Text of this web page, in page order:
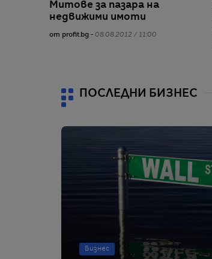
Митове за пазара на
недвижими имоти
от profit.bg - 08.08.2012 / 11:00
ПОСЛЕДНИ БИЗНЕС
Бизнес